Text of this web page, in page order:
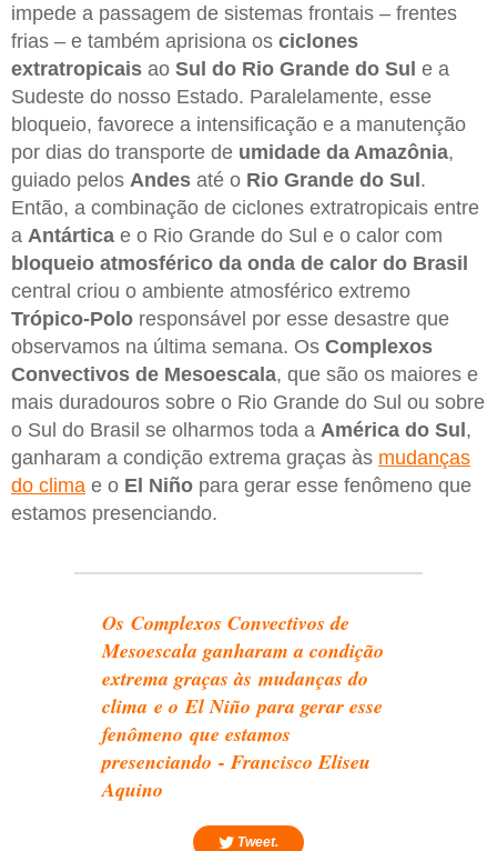
impede a passagem de sistemas frontais – frentes
frias – e também aprisiona os ciclones
extratropicais ao Sul do Rio Grande do Sul e a
Sudeste do nosso Estado. Paralelamente, esse
bloqueio, favorece a intensificação e a manutenção
por dias do transporte de umidade da Amazônia,
guiado pelos Andes até o Rio Grande do Sul.
Então, a combinação de ciclones extratropicais entre
a Antártica e o Rio Grande do Sul e o calor com
bloqueio atmosférico da onda de calor do Brasil
central criou o ambiente atmosférico extremo
Trópico-Polo responsável por esse desastre que
observamos na última semana. Os Complexos
Convectivos de Mesoescala, que são os maiores e
mais duradouros sobre o Rio Grande do Sul ou sobre
o Sul do Brasil se olharmos toda a América do Sul,
ganharam a condição extrema graças às mudanças
do clima e o El Niño para gerar esse fenômeno que
estamos presenciando.
Os Complexos Convectivos de
Mesoescala ganharam a condição
extrema graças às mudanças do
clima e o El Niño para gerar esse
fenômeno que estamos
presenciando - Francisco Eliseu
Aquino
Tweet.